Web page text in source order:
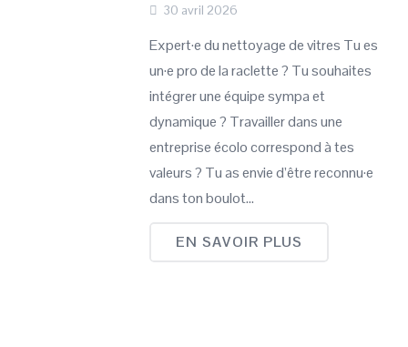
30 avril 2026
Expert·e du nettoyage de vitres Tu es
un·e pro de la raclette ? Tu souhaites
intégrer une équipe sympa et
dynamique ? Travailler dans une
entreprise écolo correspond à tes
valeurs ? Tu as envie d’être reconnu·e
dans ton boulot…
EN SAVOIR PLUS